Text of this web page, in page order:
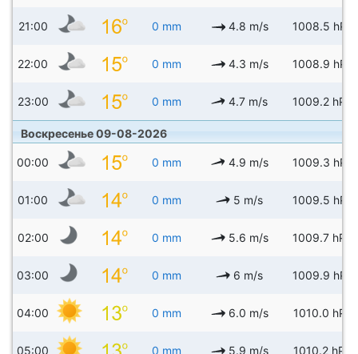
21:00 0 mm 4.8 m/s 1008.5 hPa
22:00 0 mm 4.3 m/s 1008.9 hPa
23:00 0 mm 4.7 m/s 1009.2 hPa
Воскресенье 09-08-2026
00:00 0 mm 4.9 m/s 1009.3 hPa
01:00 0 mm 5 m/s 1009.5 hPa
02:00 0 mm 5.6 m/s 1009.7 hPa
03:00 0 mm 6 m/s 1009.9 hPa
04:00 0 mm 6.0 m/s 1010.0 hPa
05:00 0 mm 5.9 m/s 1010.2 hPa